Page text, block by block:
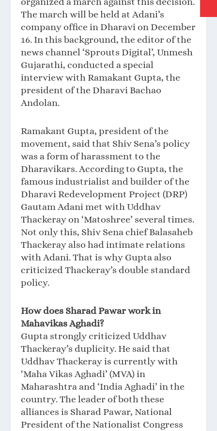
The march will be held at Adani’s
company office in Dharavi on December
16. In this background, the editor of the
news channel ‘Sprouts Digital’, Unmesh
Gujarathi, conducted a special
interview with Ramakant Gupta, the
president of the Dharavi Bachao
Andolan.
Ramakant Gupta, president of the
movement, said that Shiv Sena’s policy
was a form of harassment to the
Dharavikars. According to Gupta, the
famous industrialist and builder of the
Dharavi Redevelopment Project (DRP)
Gautam Adani met with Uddhav
Thackeray on ‘Matoshree’ several times.
Not only this, Shiv Sena chief Balasaheb
Thackeray also had intimate relations
with Adani. That is why Gupta also
criticized Thackeray’s double standard
policy.
How does Sharad Pawar work in
Mahavikas Aghadi?
Gupta strongly criticized Uddhav
Thackeray’s duplicity. He said that
Uddhav Thackeray is currently with
‘Maha Vikas Aghadi’ (MVA) in
Maharashtra and ‘India Aghadi’ in the
country. The leader of both these
alliances is Sharad Pawar, National
President of the Nationalist Congress